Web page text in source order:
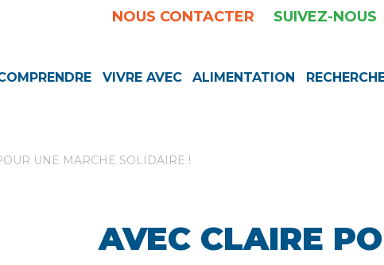
NOUS CONTACTER SUIVEZ-NOUS
VIVRE AVEC ALIMENTATION
UNE MARCHE SOLIDAIRE !
AVEC CLAIRE